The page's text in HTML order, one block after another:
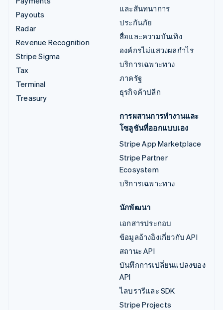
Payouts
Radar
Revenue Recognition
Stripe Sigma
Tax
Terminal
Treasury
และสันทนาการ
ประกันภัย
สื่อและความบันเทิง
องค์กรไม่แสวงผลกำไร
บริการเฉพาะทาง
ภาครัฐ
ธุรกิจค้าปลีก
การผสานการทำงานและ
โซลูชันที่ออกแบบเอง
Stripe App Marketplace
Stripe Partner
Ecosystem
บริการเฉพาะทาง
นักพัฒนา
เอกสารประกอบ
ข้อมูลอ้างอิงเกี่ยวกับ API
สถานะ API
บันทึกการเปลี่ยนแปลงของ
API
ไลบรารีและ SDK
Stripe Projects